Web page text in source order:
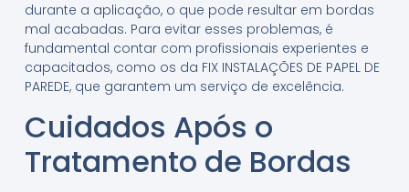
durante a aplicação, o que pode resultar em bordas
mal acabadas. Para evitar esses problemas, é
fundamental contar com profissionais experientes e
capacitados, como os da FIX INSTALAÇÕES DE PAPEL DE
PAREDE, que garantem um serviço de excelência.
Cuidados Após o
Tratamento de Bordas